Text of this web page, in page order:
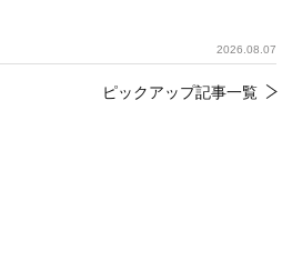
2026.08.07
ピックアップ記事一覧